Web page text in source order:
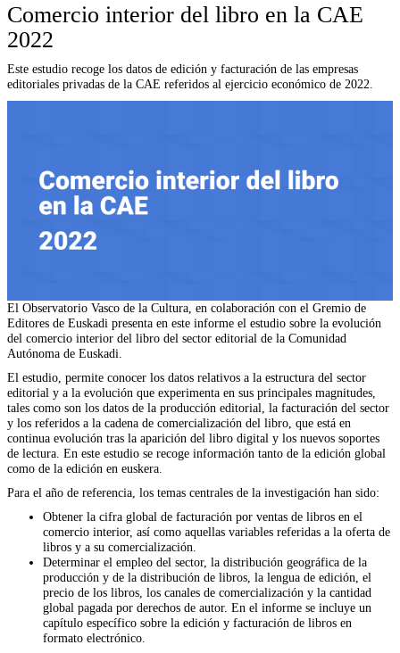
Comercio interior del libro en la CAE
2022
Este estudio recoge los datos de edición y facturación de las empresas
editoriales privadas de la CAE referidos al ejercicio económico de 2022.
El Observatorio Vasco de la Cultura, en colaboración con el Gremio de
Editores de Euskadi presenta en este informe el estudio sobre la evolución
del comercio interior del libro del sector editorial de la Comunidad
Autónoma de Euskadi.
El estudio, permite conocer los datos relativos a la estructura del sector
editorial y a la evolución que experimenta en sus principales magnitudes,
tales como son los datos de la producción editorial, la facturación del sector
y los referidos a la cadena de comercialización del libro, que está en
continua evolución tras la aparición del libro digital y los nuevos soportes
de lectura. En este estudio se recoge información tanto de la edición global
como de la edición en euskera.
Para el año de referencia, los temas centrales de la investigación han sido:
Obtener la cifra global de facturación por ventas de libros en el
comercio interior, así como aquellas variables referidas a la oferta de
libros y a su comercialización.
Determinar el empleo del sector, la distribución geográfica de la
producción y de la distribución de libros, la lengua de edición, el
precio de los libros, los canales de comercialización y la cantidad
global pagada por derechos de autor. En el informe se incluye un
capítulo específico sobre la edición y facturación de libros en
formato electrónico.